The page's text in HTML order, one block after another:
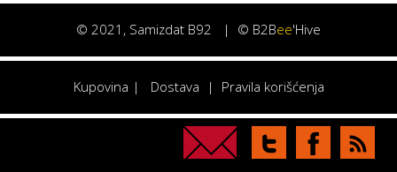
© 2021 , Samizdat B92 | © B2Bee'Hive
Kupovina | Dostava | Pravila korišćenja